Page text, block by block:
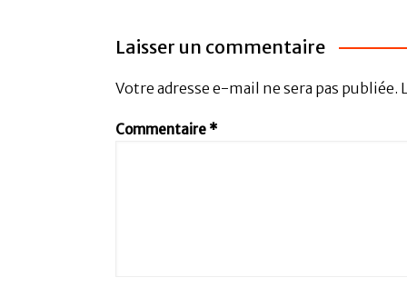
Laisser un commentaire
Votre adresse e-mail ne sera pas publiée.
Commentaire *